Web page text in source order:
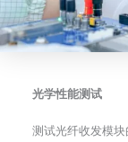
光学性能测试
测试光纤收发模